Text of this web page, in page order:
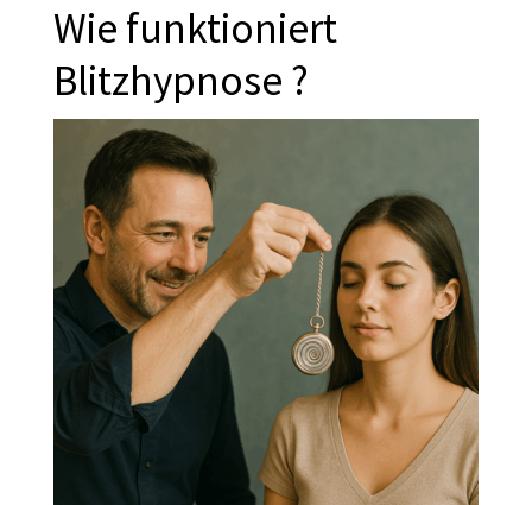
Wie funktioniert
Blitzhypnose ?